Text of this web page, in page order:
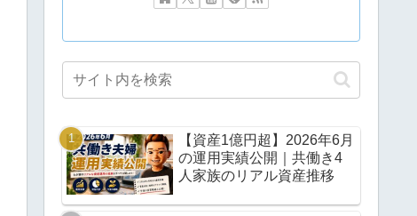
【資産1億円超】2026年6月
の運用実績公開｜共働き4
人家族のリアル資産推移